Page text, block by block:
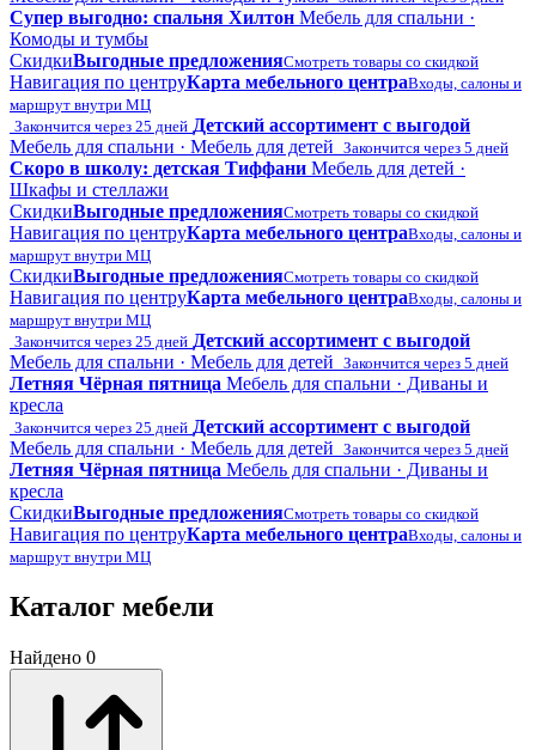
Супер выгодно: спальня Хилтон Мебель для спальни ·
Комоды и тумбы
СкидкиВыгодные предложенияСмотреть товары со скидкой
Навигация по центруКарта мебельного центраВходы, салоны и
маршрут внутри МЦ
Закончится через 25 дней Детский ассортимент с выгодой
Мебель для спальни · Мебель для детей Закончится через 5 дней
Скоро в школу: детская Тиффани Мебель для детей ·
Шкафы и стеллажи
СкидкиВыгодные предложенияСмотреть товары со скидкой
Навигация по центруКарта мебельного центраВходы, салоны и
маршрут внутри МЦ
СкидкиВыгодные предложенияСмотреть товары со скидкой
Навигация по центруКарта мебельного центраВходы, салоны и
маршрут внутри МЦ
Закончится через 25 дней Детский ассортимент с выгодой
Мебель для спальни · Мебель для детей Закончится через 5 дней
Летняя Чёрная пятница Мебель для спальни · Диваны и
кресла
Закончится через 25 дней Детский ассортимент с выгодой
Мебель для спальни · Мебель для детей Закончится через 5 дней
Летняя Чёрная пятница Мебель для спальни · Диваны и
кресла
СкидкиВыгодные предложенияСмотреть товары со скидкой
Навигация по центруКарта мебельного центраВходы, салоны и
маршрут внутри МЦ
Каталог мебели
Найдено 0